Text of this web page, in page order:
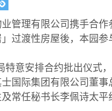
管理有限公司携手合
过渡性房屋後，本园参
特意安排合约批出仪式
国际集团有限公司董
常任秘书长李佩诗太平